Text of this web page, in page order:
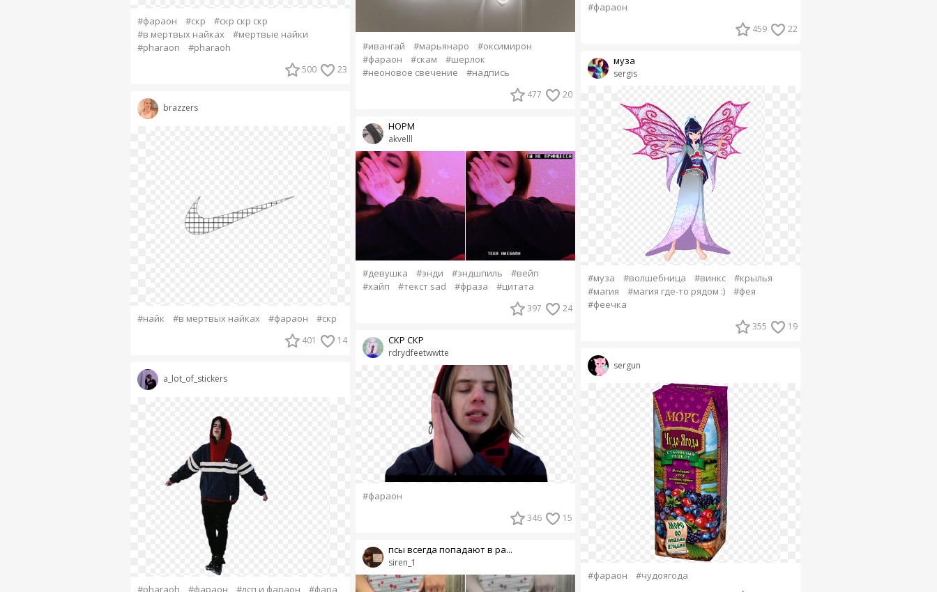
#фараон #скр
#скр скр скр
#в мертвых найках
#мертвые найки
#pharaon
#pharaoh
500 23
brazzers
#найк #в мертвых найках #фараон #скр
401 14
a_lot_of_stickers
#pharaoh #фараон #лсп и фараон #фара
#ивангай #марьянаро
#оксимирон
#фараон
#скам
#шерлок
#неоновое свечение
#надпись
477 20
akvelll
НОРМ
#девушка #энди #эндшпиль
#вейп
#хайп
#текст sad #фраза #цитата
397 24
rdrydfeetwwtte
СКР СКР
#фараон
346 15
siren_1
псы всегда попадают в ра...
#фараон
459 22
sergis
муза
#муза #волшебница #винкс
#крылья
#магия
#магия где-то рядом :)
#фея
#феечка
355 19
sergun
#фараон #чудоягода